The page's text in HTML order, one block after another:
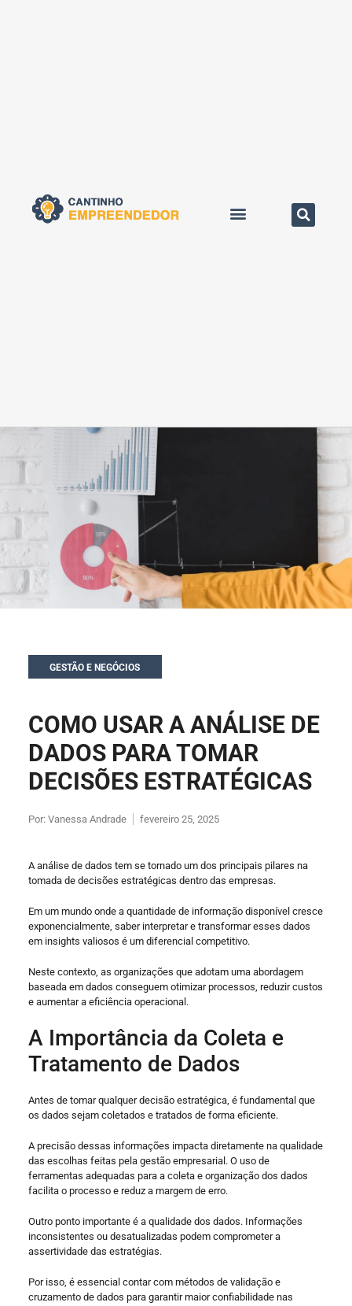
GESTÃO E NEGÓCIOS
COMO USAR A ANÁLISE DE
DADOS PARA TOMAR
DECISÕES ESTRATÉGICAS
Por: Vanessa Andrade fevereiro 25, 2025
A análise de dados tem se tornado um dos principais pilares na
tomada de decisões estratégicas dentro das empresas.
Em um mundo onde a quantidade de informação disponível cresce
exponencialmente, saber interpretar e transformar esses dados
em insights valiosos é um diferencial competitivo.
Neste contexto, as organizações que adotam uma abordagem
baseada em dados conseguem otimizar processos, reduzir custos
e aumentar a eficiência operacional.
A Importância da Coleta e
Tratamento de Dados
Antes de tomar qualquer decisão estratégica, é fundamental que
os dados sejam coletados e tratados de forma eficiente.
A precisão dessas informações impacta diretamente na qualidade
das escolhas feitas pela gestão empresarial. O uso de
ferramentas adequadas para a coleta e organização dos dados
facilita o processo e reduz a margem de erro.
Outro ponto importante é a qualidade dos dados. Informações
inconsistentes ou desatualizadas podem comprometer a
assertividade das estratégias.
Por isso, é essencial contar com métodos de validação e
cruzamento de dados para garantir maior confiabilidade nas